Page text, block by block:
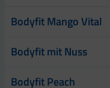
Bodyfit Mango Vital
Bodyfit mit Nuss
Bodyfit Peach